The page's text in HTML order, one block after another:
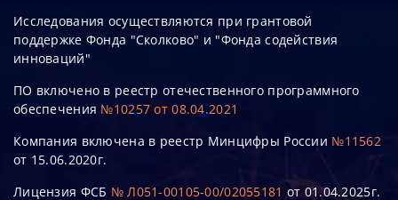
Исследования осуществляются при грантовой
поддержке Фонда "Сколково" и "Фонда содействия
инноваций"
ПО включено в реестр отечественного программного
обеспечения №10257 от 08.04.2021
Компания включена в реестр Минцифры России №11562
от 15.06.2020г.
Лицензия ФСБ № Л051-00105-00/02055181 от 01.04.2025г.